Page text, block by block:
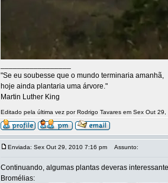
"Se eu soubesse que o mundo terminaria amanhã,
hoje ainda plantaria uma árvore."
Martin Luther King
Editado pela última vez por Rodrigo Tavares em Sex Out
Enviada: Sex Out 29, 2010 7:16 pm Assunto:
Continuando, algumas plantas deveras
Bromélias: